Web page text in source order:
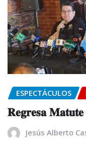
ESPECTÁCULOS
𝐑𝐞𝐠𝐫𝐞𝐬𝐚
Jesús Alberto